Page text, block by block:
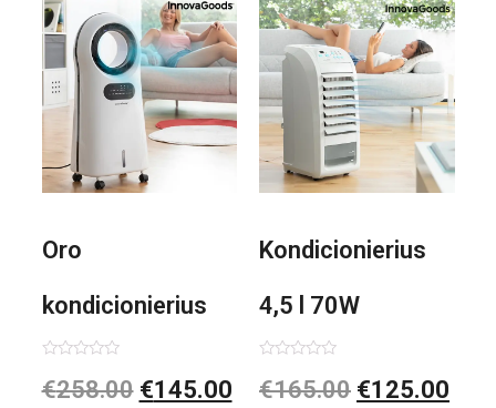
1000W
Oro
kondicionierius
Evareer
0
iš
€258.00 €145.00
Kondicionierius
4,5 l 70W
nešiojamas,
0
iš
€165.00 €125.00